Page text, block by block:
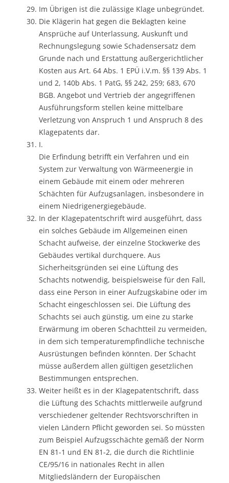
Im Übrigen ist die zulässige Klage unbegründet.
Die Klägerin hat gegen die Beklagten keine
Ansprüche auf Unterlassung, Auskunft und
Rechnungslegung sowie Schadensersatz dem
Grunde nach und Erstattung außergerichtlicher
Kosten aus Art. 64 Abs. 1 EPÜ i.V.m. §§ 139 Abs. 1
und 2, 140b Abs. 1 PatG, §§ 242, 259; 683, 670
BGB. Angebot und Vertrieb der angegriffenen
Ausführungsform stellen keine mittelbare
Verletzung von Anspruch 1 und Anspruch 8 des
Klagepatents dar.
I.
Die Erfindung betrifft ein Verfahren und ein
System zur Verwaltung von Wärmeenergie in
einem Gebäude mit einem oder mehreren
Schächten für Aufzugsanlagen, insbesondere in
einem Niedrigenergiegebäude.
In der Klagepatentschrift wird ausgeführt, dass
ein solches Gebäude im Allgemeinen einen
Schacht aufweise, der einzelne Stockwerke des
Gebäudes vertikal durchquere. Aus
Sicherheitsgründen sei eine Lüftung des
Schachts notwendig, beispielsweise für den Fall,
dass eine Person in einer Aufzugskabine oder im
Schacht eingeschlossen sei. Die Lüftung des
Schachts sei auch günstig, um eine zu starke
Erwärmung im oberen Schachtteil zu vermeiden,
in dem sich temperaturempfindliche technische
Ausrüstungen befinden könnten. Der Schacht
müsse außerdem allen gültigen gesetzlichen
Bestimmungen entsprechen.
Weiter heißt es in der Klagepatentschrift, dass
die Lüftung des Schachts mittlerweile aufgrund
verschiedener geltender Rechtsvorschriften in
vielen Ländern Pflicht geworden sei. So müssten
zum Beispiel Aufzugsschächte gemäß der Norm
EN 81-1 und EN 81-2, die durch die Richtlinie
CE/95/16 in nationales Recht in allen
Mitgliedsländern der Europäischen